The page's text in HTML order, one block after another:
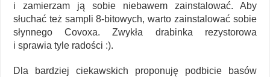
i zamierzam ją sobie niebawem zainstalować. Aby
słuchać też sampli 8-bitowych, warto zainstalować sobie
słynnego Covoxa. Zwykła drabinka rezystorowa
i sprawia tyle radości :).
Dla bardziej ciekawskich proponuję podbicie basów